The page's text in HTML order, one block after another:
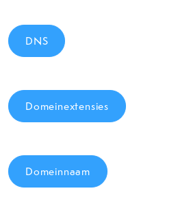
DNS
Domeinextensies
Domeinnaam